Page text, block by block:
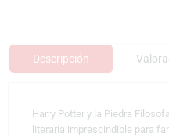
Descripción
Harry Potter y la Piedra
literaria imprescindible para